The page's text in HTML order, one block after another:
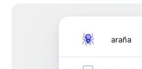
araña